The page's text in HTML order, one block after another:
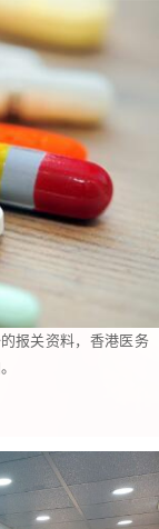
报关资料，香港医务